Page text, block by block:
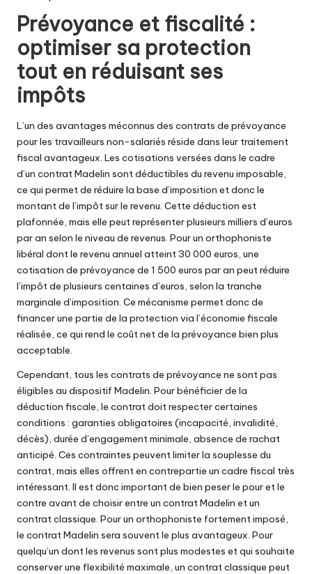
Prévoyance et fiscalité :
optimiser sa protection
tout en réduisant ses
impôts
L’un des avantages méconnus des contrats de prévoyance
pour les travailleurs non-salariés réside dans leur traitement
fiscal avantageux. Les cotisations versées dans le cadre
d’un contrat Madelin sont déductibles du revenu imposable,
ce qui permet de réduire la base d’imposition et donc le
montant de l’impôt sur le revenu. Cette déduction est
plafonnée, mais elle peut représenter plusieurs milliers d’euros
par an selon le niveau de revenus. Pour un orthophoniste
libéral dont le revenu annuel atteint 30 000 euros, une
cotisation de prévoyance de 1 500 euros par an peut réduire
l’impôt de plusieurs centaines d’euros, selon la tranche
marginale d’imposition. Ce mécanisme permet donc de
financer une partie de la protection via l’économie fiscale
réalisée, ce qui rend le coût net de la prévoyance bien plus
acceptable.
Cependant, tous les contrats de prévoyance ne sont pas
éligibles au dispositif Madelin. Pour bénéficier de la
déduction fiscale, le contrat doit respecter certaines
conditions : garanties obligatoires (incapacité, invalidité,
décès), durée d’engagement minimale, absence de rachat
anticipé. Ces contraintes peuvent limiter la souplesse du
contrat, mais elles offrent en contrepartie un cadre fiscal très
intéressant. Il est donc important de bien peser le pour et le
contre avant de choisir entre un contrat Madelin et un
contrat classique. Pour un orthophoniste fortement imposé,
le contrat Madelin sera souvent le plus avantageux. Pour
quelqu’un dont les revenus sont plus modestes et qui souhaite
conserver une flexibilité maximale, un contrat classique peut